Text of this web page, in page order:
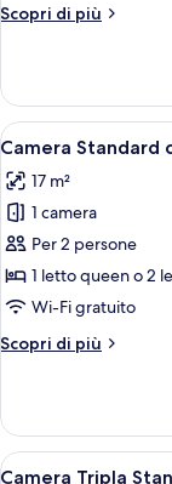
Scopri di più
Altri
Standard
Apri
tutte
le
foto
per
Camera
Standard
letto
2
letti
4
Camera
17 m²
1 camera
Per 2 persone
1 letto queen o 2
Wi-Fi gratuito
Scopri di più
Altri
Standard
con
letto
Apri4
Camera Tripla